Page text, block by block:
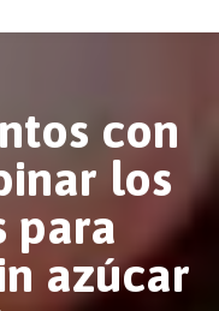
con
los
para
azúcar